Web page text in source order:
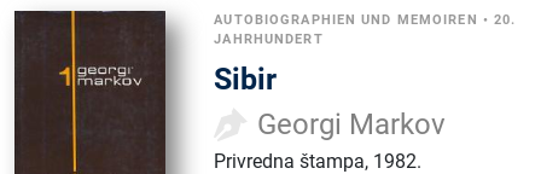
AUTOBIOGRAPHIEN UND MEMOIREN •20.
JAHRHUNDERT
Sibir
Georgi Markov
Privredna štampa, 1982.